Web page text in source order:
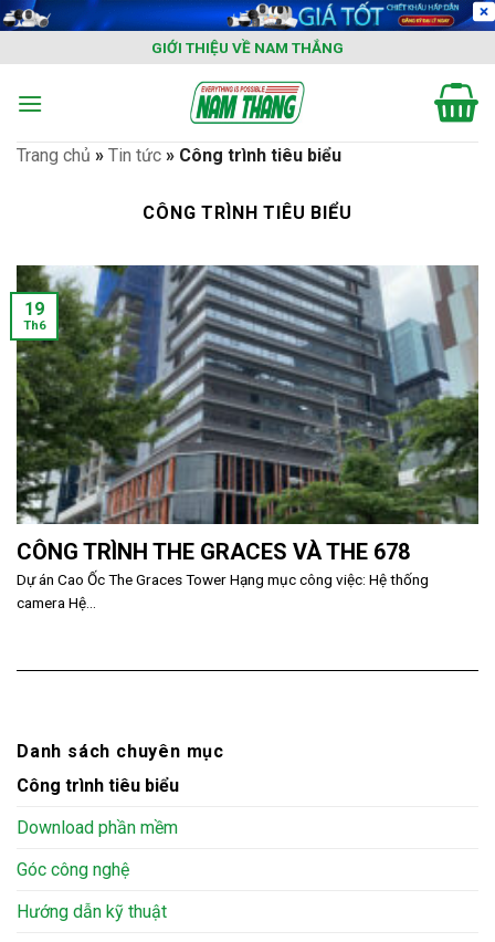
Skip
content
GIỚI THIỆU VỀ NAM THẮNG
Trang chủ » Tin tức » Công trình tiêu biểu
CÔNG TRÌNH TIÊU BIỂU
CÔNG TRÌNH THE GRACES VÀ THE 678
Dự án Cao Ốc The Graces Tower Hạng mục công việc: Hệ thống
camera Hệ...
19
Th6
Danh sách chuyên mục
Công trình tiêu biểu
Download phần mềm
Góc công nghệ
Hướng dẫn kỹ thuật